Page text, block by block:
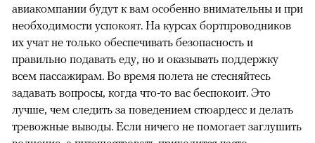
авиакомпании будут к вам особенно внимательны и при
необходимости успокоят. На курсах бортпроводников
их учат не только обеспечивать безопасность и
правильно подавать еду, но и оказывать поддержку
всем пассажирам. Во время полета не стесняйтесь
задавать вопросы, когда что-то вас беспокоит. Это
лучше, чем следить за поведением стюардесс и делать
тревожные выводы. Если ничего не помогает заглушить